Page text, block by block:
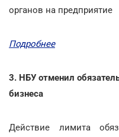
органов на предприятие
Подробнее
3. НБУ отменил
бизнеса
Действие лимита